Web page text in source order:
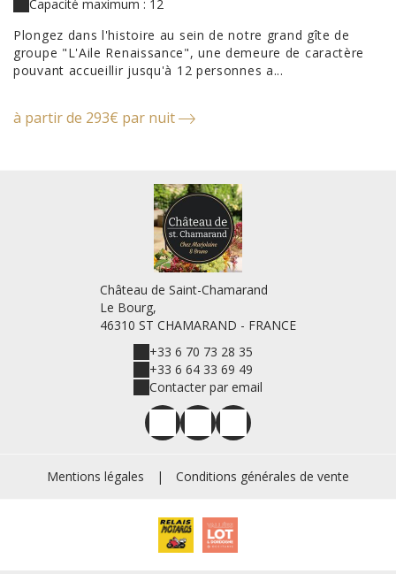
Capacité maximum : 12
Plongez dans l'histoire au sein de notre grand gîte de
groupe "L'Aile Renaissance", une demeure de caractère
pouvant accueillir jusqu'à 12 personnes a...
à partir de 293€ par nuit
Château de Saint-Chamarand
Le Bourg,
46310 ST CHAMARAND - FRANCE
+33 6 70 73 28 35
+33 6 64 33 69 49
Contacter par email
Mentions légales | Conditions générales de vente